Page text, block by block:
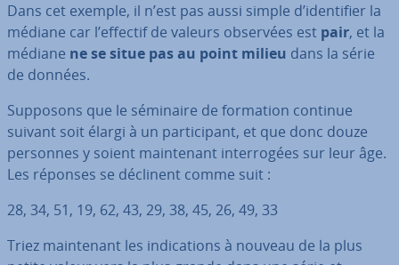
Dans cet exemple, il n’est pas aussi simple d’iden­ti­fier la
médiane car l’effectif de valeurs observées est pair, et la
médiane ne se situe pas au point milieu dans la série
de données.
Supposons que le séminaire de formation continue
suivant soit élargi à un par­ti­ci­pant, et que donc douze
personnes y soient main­te­nant in­ter­ro­gées sur leur âge.
Les réponses se déclinent comme suit :
28, 34, 51, 19, 62, 43, 29, 38, 45, 26, 49, 33
Triez main­te­nant les in­di­ca­tions à nouveau de la plus